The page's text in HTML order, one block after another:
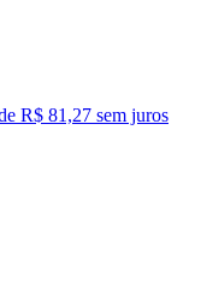
R$ 81,27 sem juros